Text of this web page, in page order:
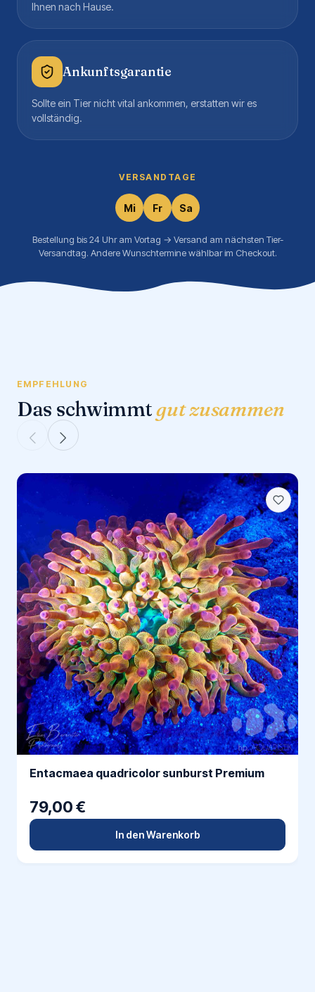
Ihnen nach Hause.
Ankunftsgarantie
Sollte ein Tier nicht vital ankommen, erstatten wir es
vollständig.
VERSANDTAGE
Mi Fr Sa
Bestellung bis 24 Uhr am Vortag → Versand am nächsten Tier-
Versandtag. Andere Wunschtermine wählbar im Checkout.
EMPFEHLUNG
Das schwimmtgut zusammen
Entacmaea quadricolor sunburst Premium
79,00 €
In den Warenkorb